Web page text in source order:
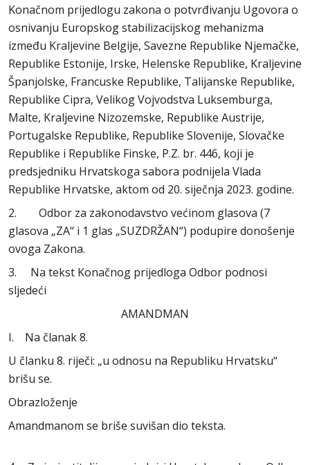
Konačnom prijedlogu zakona o potvrđivanju Ugovora o
osnivanju Europskog stabilizacijskog mehanizma
između Kraljevine Belgije, Savezne Republike Njemačke,
Republike Estonije, Irske, Helenske Republike, Kraljevine
Španjolske, Francuske Republike, Talijanske Republike,
Republike Cipra, Velikog Vojvodstva Luksemburga,
Malte, Kraljevine Nizozemske, Republike Austrije,
Portugalske Republike, Republike Slovenije, Slovačke
Republike i Republike Finske, P.Z. br. 446, koji je
predsjedniku Hrvatskoga sabora podnijela Vlada
Republike Hrvatske, aktom od 20. siječnja 2023. godine.
2. Odbor za zakonodavstvo većinom glasova (7
glasova „ZA“ i 1 glas „SUZDRŽAN“) podupire donošenje
ovoga Zakona.
3. Na tekst Konačnog prijedloga Odbor podnosi
sljedeći
AMANDMAN
I. Na članak 8.
U članku 8. riječi: „u odnosu na Republiku Hrvatsku“
brišu se.
Obrazloženje
Amandmanom se briše suvišan dio teksta.